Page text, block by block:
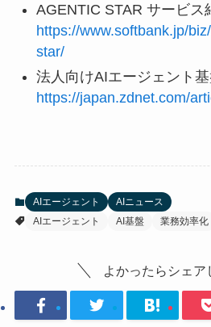
AGENTIC STAR サービス
https://www.softbank.jp/
star/
法人向けAIエージェント
https://japan.zdnet.com/
AIエージェント
AIニュース
AIエージェント
AI基盤 業務効率化
よかったらシェア